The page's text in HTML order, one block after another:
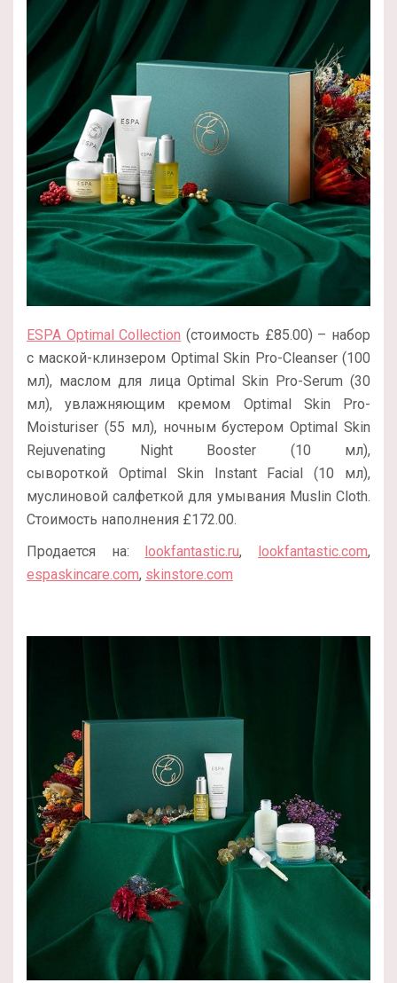
ESPA Optimal Collection (стоимость £85.00) – набор
с маской-клинзером Optimal Skin Pro-Cleanser (100
мл), маслом для лица Optimal Skin Pro-Serum (30
мл), увлажняющим кремом Optimal Skin Pro-
Moisturiser (55 мл), ночным бустером Optimal Skin
Rejuvenating Night Booster (10 мл),
сывороткой Optimal Skin Instant Facial (10 мл),
муслиновой салфеткой для умывания Muslin Cloth.
Стоимость наполнения £172.00.
Продается на: lookfantastic.ru, lookfantastic.com,
espaskincare.com, skinstore.com